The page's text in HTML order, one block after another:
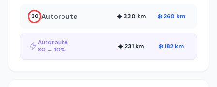
130 Autoroute ☀️ 330 km ❄️ 260 km
Autoroute
80 → 10%
☀️ 231 km ❄️ 182 km